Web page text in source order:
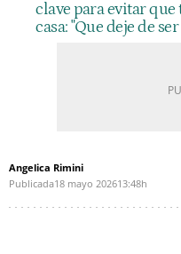
clave para evitar
casa: "Que deje de
Angelica Rimini
Publicada18 mayo 202613:48h